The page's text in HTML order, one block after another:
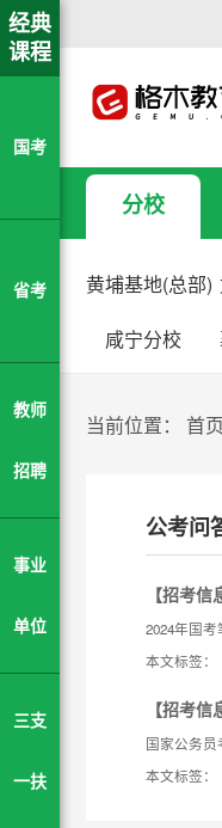
分校
黄埔基地(总部)
咸宁分校
经典
课程
国考
省考
教师
招聘
事业
单位
三支
一扶
当前位置： 首页
公考问
【招考信
本文标签：
【招考信
本文标签：